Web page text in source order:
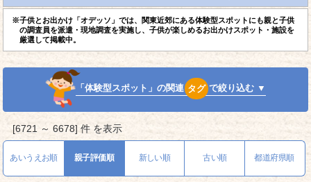
※子供とお出かけ「オデッソ」では、関東近郊にある体験型スポットにも親と子供
の調査員を派遣・現地調査を実施し、子供が楽しめるお出かけスポット・施設を
厳選して掲載中。
「体験型スポット」の関連 タグ で絞り込む ▼
[6721 ～ 6678] 件 を表示
あいうえお順 親子評価順 新しい順 古い順 都道府県順